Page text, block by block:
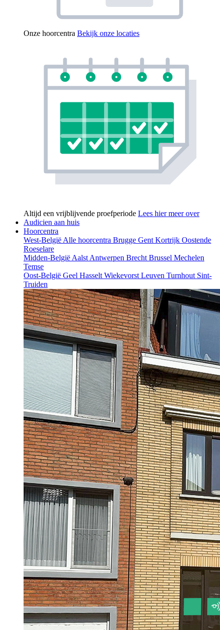
Onze hoorcentra Bekijk onze locaties
Altijd een vrijblijvende proefperiode Lees hier meer over
Audicien aan huis
Hoorcentra
West-België Alle hoorcentra Brugge Gent Kortrijk Oostende
Roeselare
Midden-België Aalst Antwerpen Brecht Brussel Mechelen
Temse
Oost-België Geel Hasselt Wiekevorst Leuven Turnhout Sint-
Truiden